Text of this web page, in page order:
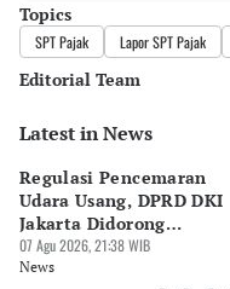
Topics
SPT Pajak Lapor SPT Pajak
Editorial Team
Editor
Editor
Hendra Friana
Latest in News
Regulasi Pencemaran
Udara Usang, DPRD DKI
Jakarta Didorong
Prioritaskan Revisi Perda
07 Agu 2026, 21:38 WIB
News